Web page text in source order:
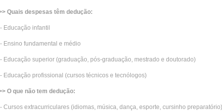
Quais despesas têm dedução:
Educação infantil
Ensino fundamental e médio
Educação superior (graduação, pós-graduação, mestrado e doutorado)
Educação profissional (cursos técnicos e tecnólogos)
O que não tem dedução:
Cursos extracurriculares (idiomas, música, dança, esporte, cursinho preparatório)